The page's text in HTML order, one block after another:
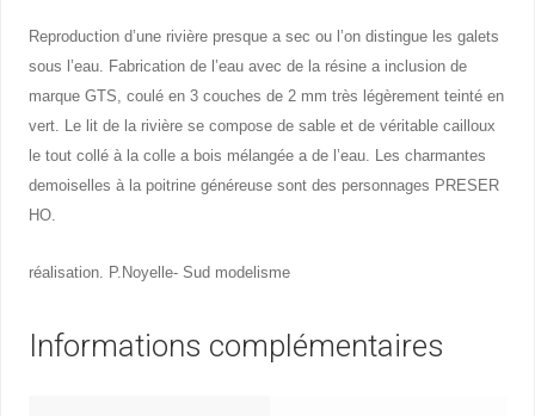
Reproduction d’une rivière presque a sec ou l’on distingue les galets
sous l’eau. Fabrication de l’eau avec de la résine a inclusion de
marque GTS, coulé en 3 couches de 2 mm très légèrement teinté en
vert. Le lit de la rivière se compose de sable et de véritable cailloux
le tout collé à la colle a bois mélangée a de l’eau. Les charmantes
demoiselles à la poitrine généreuse sont des personnages PRESER
HO.
réalisation. P.Noyelle- Sud modelisme
Informations complémentaires